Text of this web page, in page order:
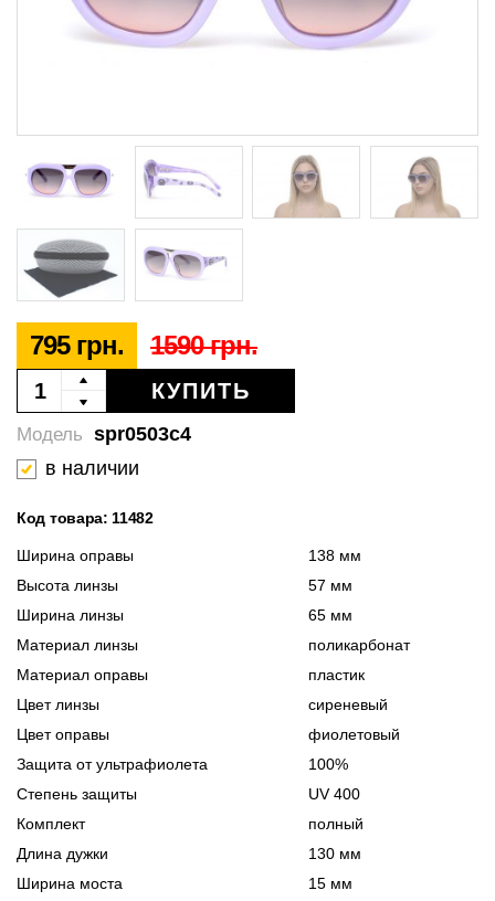
795 грн. 1590 грн.
КУПИТЬ
spr0503c4
Модель
в наличии
Код товара: 11482
Ширина оправы
138 мм
Высота линзы
57 мм
Ширина линзы
65 мм
Материал линзы
поликарбонат
Материал оправы
пластик
Цвет линзы
сиреневый
Цвет оправы
фиолетовый
Защита от ультрафиолета
100%
Степень защиты
UV 400
Комплект
полный
Длина дужки
130 мм
Ширина моста
15 мм